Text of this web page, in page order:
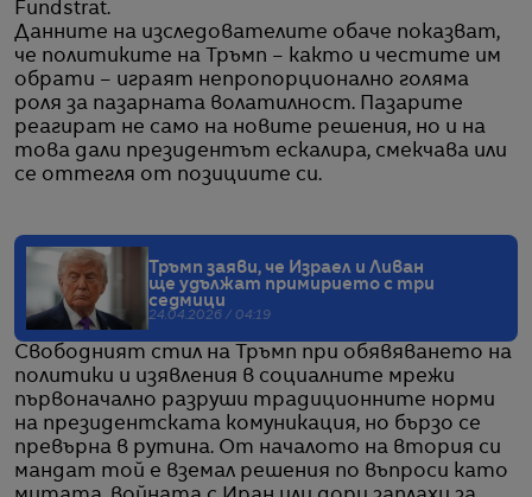
Fundstrat.
Данните на изследователите обаче показват,
че политиките на Тръмп – както и честите им
обрати – играят непропорционално голяма
роля за пазарната волатилност. Пазарите
реагират не само на новите решения, но и на
това дали президентът ескалира, смекчава или
се оттегля от позициите си.
Тръмп заяви, че Израел и Ливан
ще удължат примирието с три
седмици
24.04.2026 / 04:19
Свободният стил на Тръмп при обявяването на
политики и изявления в социалните мрежи
първоначално разруши традиционните норми
на президентската комуникация, но бързо се
превърна в рутина. От началото на втория си
мандат той е вземал решения по въпроси като